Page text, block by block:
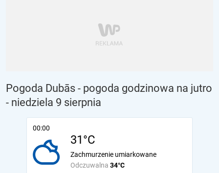
Pogoda Dubās - pogoda godzinowa na jutro
- niedziela 9 sierpnia
00:00
31°C
Odczuwalna 34°C
Zachmurzenie umiarkowane